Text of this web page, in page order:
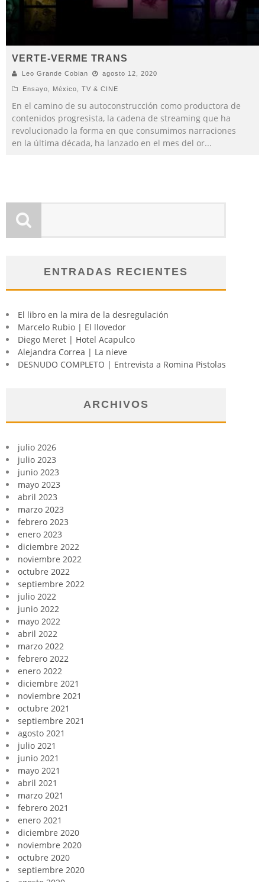
VERTE-VERME TRANS
Leo Grande Cobian agosto 12, 2020
Ensayo México TV & CINE
En el camino de su autoconstrucción como productora de
contenidos progresista, la cadena de streaming que ha
revolucionado la forma en que consumimos narraciones
en la última década, ha lanzado en el mes del or...
ENTRADAS RECIENTES
El libro en la mira de la desregulación
Marcelo Rubio | El llovedor
Diego Meret | Hotel Acapulco
Alejandra Correa | La nieve
DESNUDO COMPLETO | Entrevista a Romina Pistolas
ARCHIVOS
julio 2026
julio 2023
junio 2023
mayo 2023
abril 2023
marzo 2023
febrero 2023
enero 2023
diciembre 2022
noviembre 2022
octubre 2022
septiembre 2022
julio 2022
junio 2022
mayo 2022
abril 2022
marzo 2022
febrero 2022
enero 2022
diciembre 2021
noviembre 2021
octubre 2021
septiembre 2021
agosto 2021
julio 2021
junio 2021
mayo 2021
abril 2021
marzo 2021
febrero 2021
enero 2021
diciembre 2020
noviembre 2020
octubre 2020
septiembre 2020